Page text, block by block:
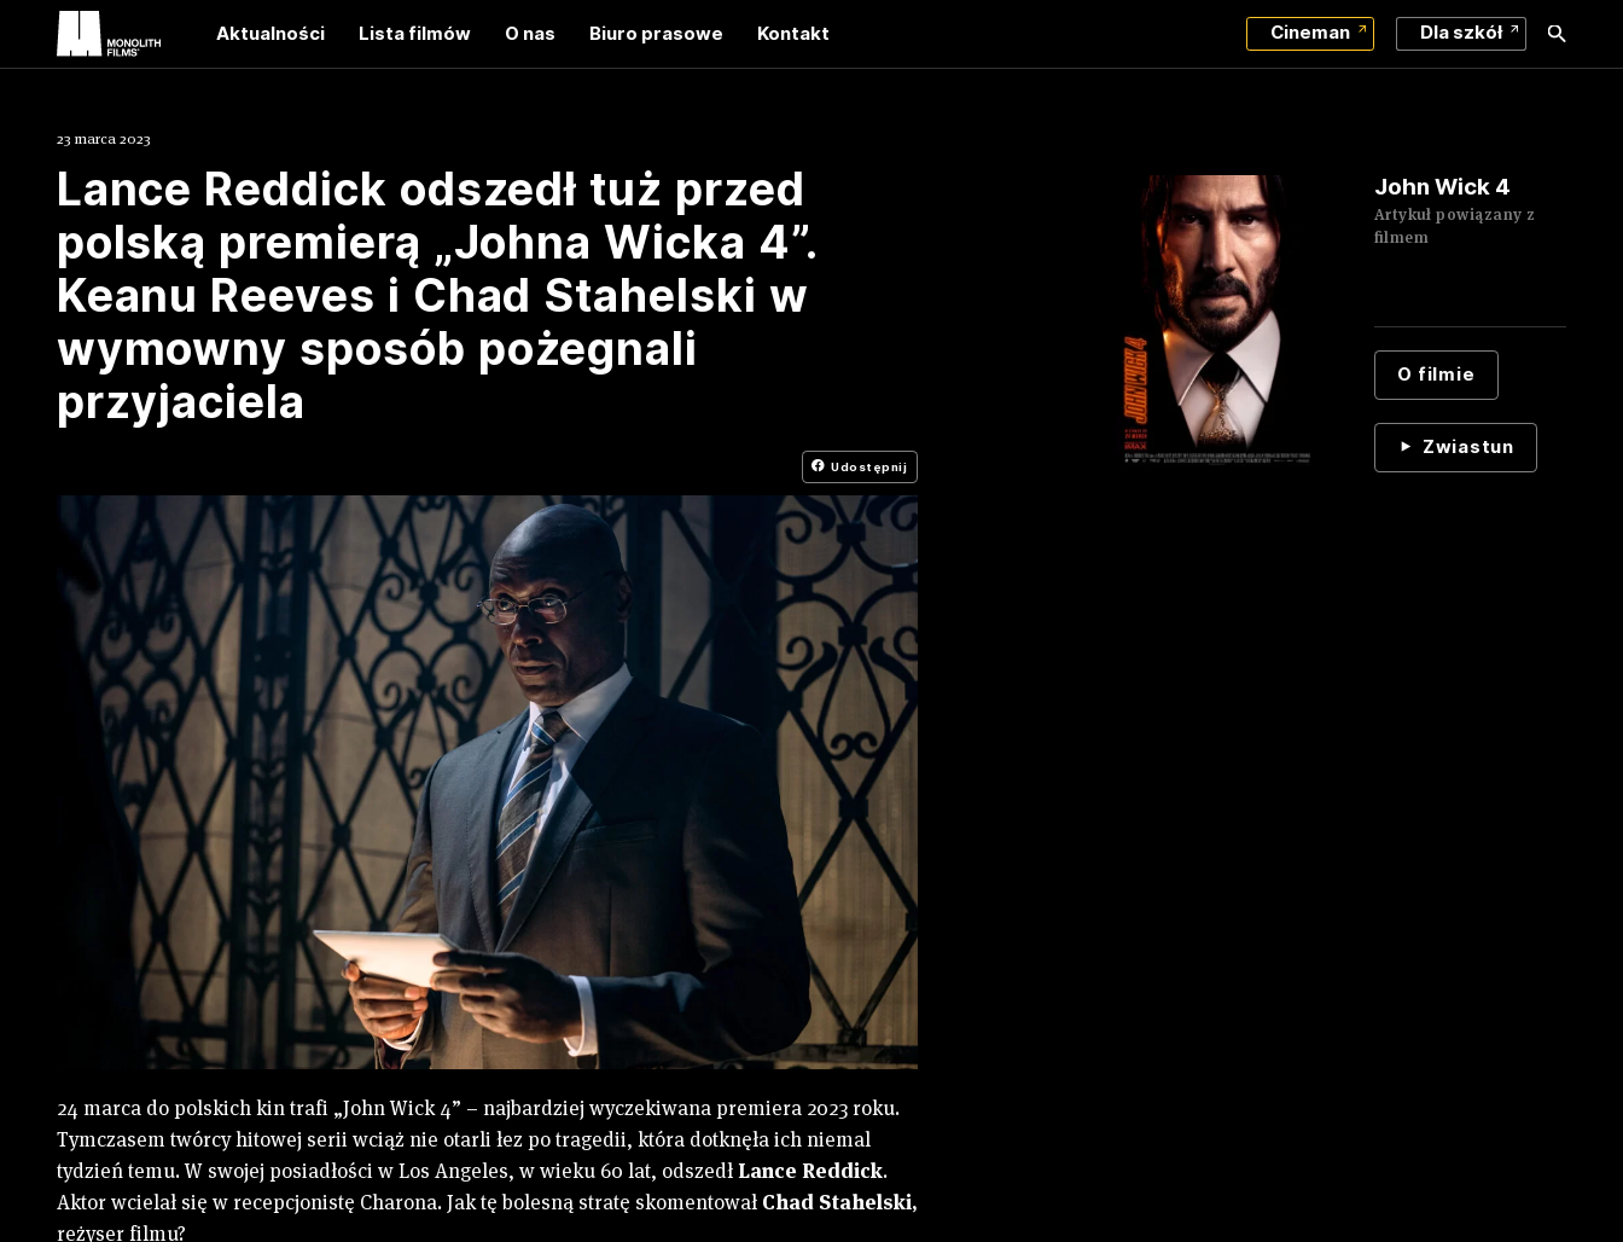
Aktualności Lista filmów O nas Biuro prasowe Kontakt Cineman Dla szkół
23 marca 2023
Lance Reddick odszedł tuż przed
polską premierą „Johna Wicka 4”.
Keanu Reeves i Chad Stahelski w
wymowny sposób pożegnali
przyjaciela
Udostępnij
24 marca do polskich kin trafi „John Wick 4” – najbardziej wyczekiwana premiera 2023 roku.
Tymczasem twórcy hitowej serii wciąż nie otarli łez po tragedii, która dotknęła ich niemal
tydzień temu. W swojej posiadłości w Los Angeles, w wieku 60 lat, odszedłLance Reddick.
Aktor wcielał się w recepcjonistę Charona. Jak tę bolesną stratę skomentował Chad Stahelski,
reżyser filmu?
John Wick 4
Artykuł powiązany z
filmem
O filmie
Zwiastun